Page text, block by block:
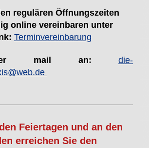
regulären Öffnungszeiten
online vereinbaren unter
Terminvereinbarung
mail an:die-
Feiertagen und an den
erreichen Sie den